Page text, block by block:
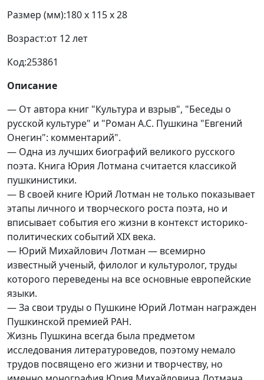
Размер (мм):180 x 115 x 28
Возраст:от 12 лет
Код:253861
Описание
— От автора книг "Культура и взрыв", "Беседы о
русской культуре" и "Роман А.С. Пушкина "Евгений
Онегин": комментарий".
— Одна из лучших биографий великого русского
поэта. Книга Юрия Лотмана считается классикой
пушкинистики.
— В своей книге Юрий Лотман не только показывает
этапы личного и творческого роста поэта, но и
вписывает события его жизни в контекст историко-
политических событий XIX века.
— Юрий Михайлович Лотман — всемирно
известный ученый, филолог и культуролог, труды
которого переведены на все основные европейские
языки.
— За свои труды о Пушкине Юрий Лотман награжден
Пушкинской премией РАН.
Жизнь Пушкина всегда была предметом
исследования литературоведов, поэтому немало
трудов посвящено его жизни и творчеству, но